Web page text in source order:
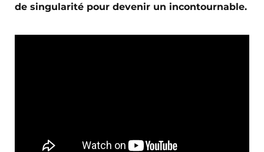
de singularité pour devenir un incontournable.